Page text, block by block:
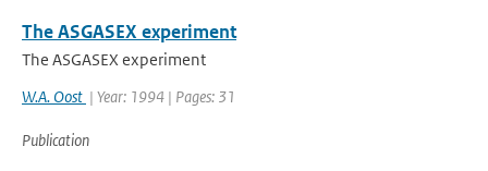
The ASGASEX experiment
The ASGASEX experiment
W.A. Oost | Year: 1994 | Pages: 31
Publication